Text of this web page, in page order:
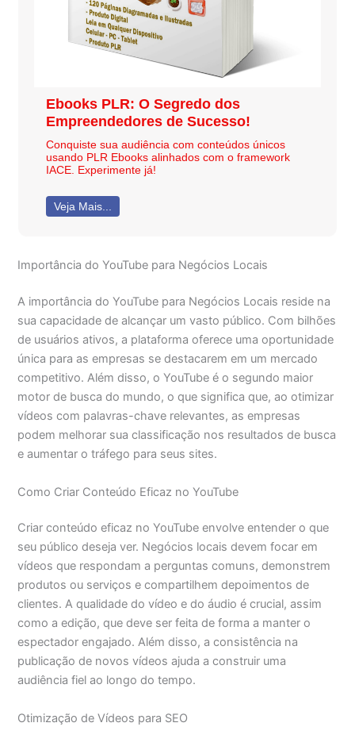
Ebooks PLR: O Segredo dos
Empreendedores de Sucesso!
Conquiste sua audiência com conteúdos únicos
usando PLR Ebooks alinhados com o framework
IACE. Experimente já!
Veja Mais...
Importância do YouTube para Negócios Locais
A importância do YouTube para Negócios Locais reside na
sua capacidade de alcançar um vasto público. Com bilhões
de usuários ativos, a plataforma oferece uma oportunidade
única para as empresas se destacarem em um mercado
competitivo. Além disso, o YouTube é o segundo maior
motor de busca do mundo, o que significa que, ao otimizar
vídeos com palavras-chave relevantes, as empresas
podem melhorar sua classificação nos resultados de busca
e aumentar o tráfego para seus sites.
Como Criar Conteúdo Eficaz no YouTube
Criar conteúdo eficaz no YouTube envolve entender o que
seu público deseja ver. Negócios locais devem focar em
vídeos que respondam a perguntas comuns, demonstrem
produtos ou serviços e compartilhem depoimentos de
clientes. A qualidade do vídeo e do áudio é crucial, assim
como a edição, que deve ser feita de forma a manter o
espectador engajado. Além disso, a consistência na
publicação de novos vídeos ajuda a construir uma
audiência fiel ao longo do tempo.
Otimização de Vídeos para SEO